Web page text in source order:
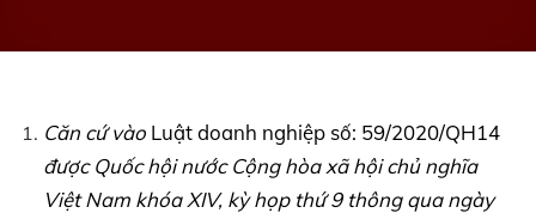
Căn cứ vào Luật doanh nghiệp số: 59/2020/QH14
được Quốc hội nước Cộng hòa xã hội chủ nghĩa
Việt Nam khóaXIV, kỳ họp thứ 9 thông qua ngày